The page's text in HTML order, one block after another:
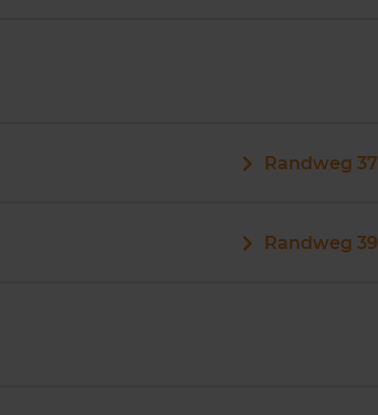
Randweg 37
Randweg 39